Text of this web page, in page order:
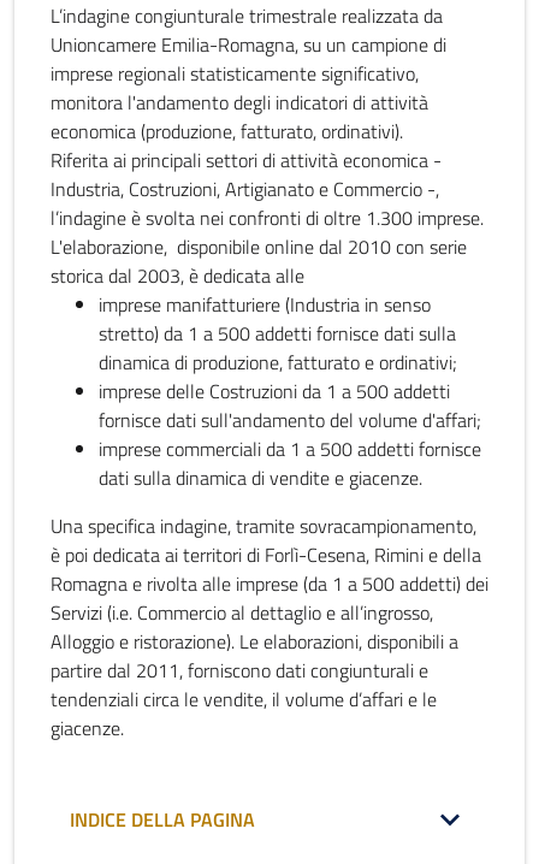
L’indagine congiunturale trimestrale realizzata da
Unioncamere Emilia-Romagna, su un campione di
imprese regionali statisticamente significativo,
monitora l'andamento degli indicatori di attività
economica (produzione, fatturato, ordinativi).
Riferita ai principali settori di attività economica -
Industria, Costruzioni, Artigianato e Commercio -,
l’indagine è svolta nei confronti di oltre 1.300 imprese.
L'elaborazione, disponibile online dal 2010 con serie
storica dal 2003, è dedicata alle
imprese manifatturiere (Industria in senso
stretto) da 1 a 500 addetti fornisce dati sulla
dinamica di produzione, fatturato e ordinativi;
imprese delle Costruzioni da 1 a 500 addetti
fornisce dati sull'andamento del volume d'affari;
imprese commerciali da 1 a 500 addetti fornisce
dati sulla dinamica di vendite e giacenze.
Una specifica indagine, tramite sovracampionamento,
è poi dedicata ai territori di Forlì-Cesena, Rimini e della
Romagna e rivolta alle imprese (da 1 a 500 addetti) dei
Servizi (i.e. Commercio al dettaglio e all’ingrosso,
Alloggio e ristorazione). Le elaborazioni, disponibili a
partire dal 2011, forniscono dati congiunturali e
tendenziali circa le vendite, il volume d’affari e le
giacenze.
INDICE DELLA PAGINA